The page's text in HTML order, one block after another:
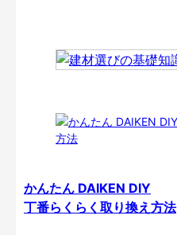
かんたん DAIKEN DIY
丁番らくらく取り換え方法